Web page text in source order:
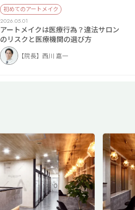
初めてのアートメイク
2026.05.01
アートメイクは医療行為？違法サロン
のリスクと医療機関の選び方
【院長】西川 嘉一